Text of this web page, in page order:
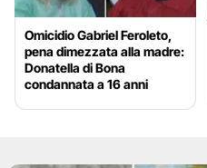
Omicidio Gabriel Feroleto,
pena dimezzata alla madre:
Donatella di Bona
condannata a 16 anni